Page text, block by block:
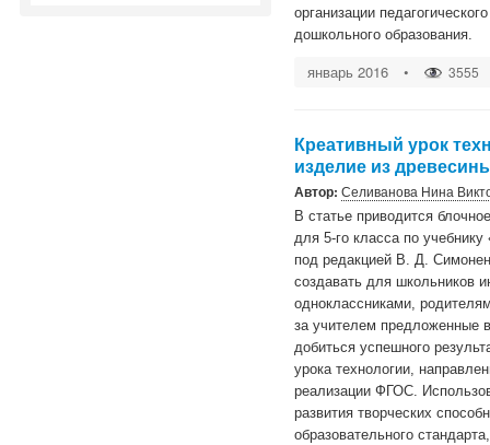
организации
дошкольного образования.
январь 2016 • 3555
Креативный урок
изделие из
Автор: Селиванова Нина
В статье приводится
для 5-го класса по
под редакцией В. Д.
создавать для школьников
одноклассниками,
за учителем предложенные
добиться успешного
урока технологии,
реализации ФГОС.
развития творческих
образовательного